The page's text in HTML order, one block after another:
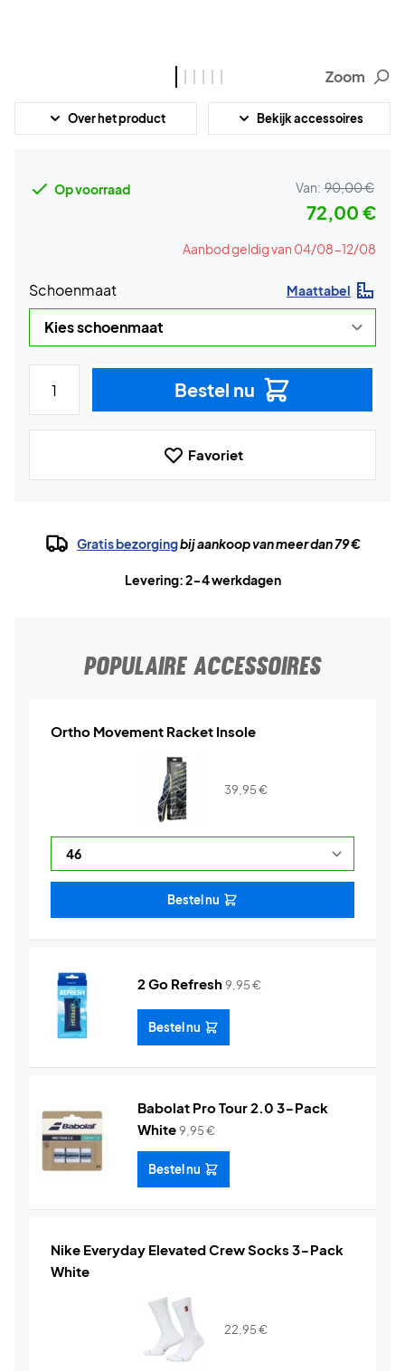
Zoom
Over het product Bekijk accessoires
Op voorraad Van: 90,00 €
72,00 €
Aanbod geldig van 04/08-12/08
Schoenmaat Maattabel
Bestel nu
Favoriet
Gratis bezorgingbij aankoop van meer dan 79 €
Levering: 2-4 werkdagen
POPULAIRE ACCESSOIRES
Ortho Movement Racket Insole
39,95€
Bestel nu
2 Go Refresh9,95€
Bestel nu
Babolat Pro Tour 2.0 3-Pack
White9,95€
Bestel nu
Nike Everyday Elevated Crew Socks 3-Pack
White
22,95€